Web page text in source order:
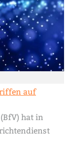
auf
hat in